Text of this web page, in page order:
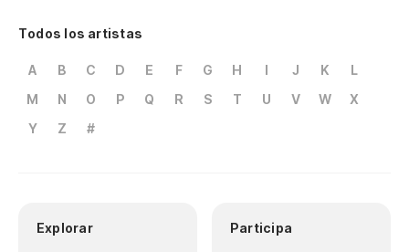
Todos los artistas
A B C D E F G H I J K
L
M
N O P Q R S T U V W
X
Y
Z #
Explorar Participa